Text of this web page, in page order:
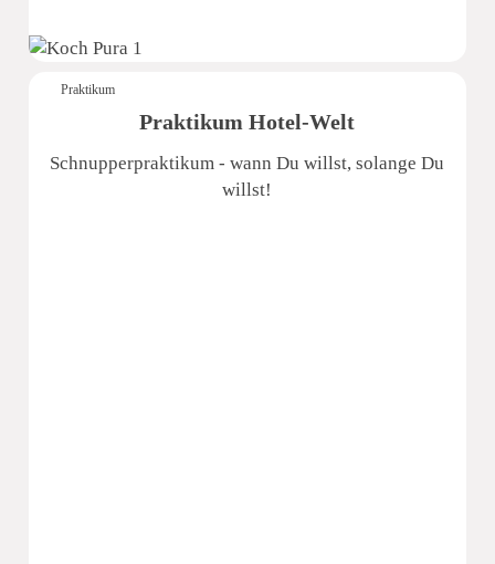
Praktikum
Praktikum Hotel-Welt
Schnupperpraktikum - wann Du willst, solange Du
willst!